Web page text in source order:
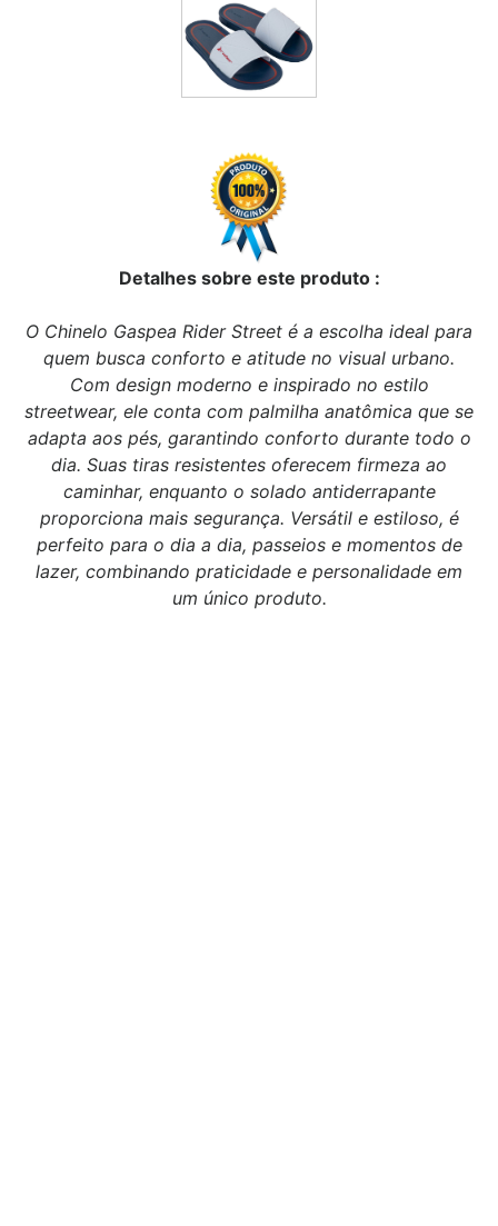
Detalhes sobre este produto :
O Chinelo Gaspea Rider Street é a escolha ideal para
quem busca conforto e atitude no visual urbano.
Com design moderno e inspirado no estilo
streetwear, ele conta com palmilha anatômica que se
adapta aos pés, garantindo conforto durante todo o
dia. Suas tiras resistentes oferecem firmeza ao
caminhar, enquanto o solado antiderrapante
proporciona mais segurança. Versátil e estiloso, é
perfeito para o dia a dia, passeios e momentos de
lazer, combinando praticidade e personalidade em
um único produto.